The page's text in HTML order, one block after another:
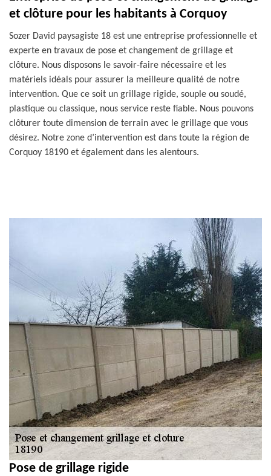
et clôture pour les habitants à Corquoy
Sozer David paysagiste 18 est une entreprise professionnelle et
experte en travaux de pose et changement de grillage et
clôture. Nous disposons le savoir-faire nécessaire et les
matériels idéals pour assurer la meilleure qualité de notre
intervention. Que ce soit un grillage rigide, souple ou soudé,
plastique ou classique, nous service reste fiable. Nous pouvons
clôturer toute dimension de terrain avec le grillage que vous
désirez. Notre zone d’intervention est dans toute la région de
Corquoy 18190 et également dans les alentours.
Pose de grillage rigide